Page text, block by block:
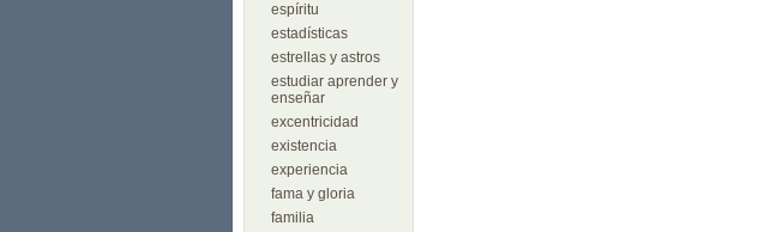
espíritu
estadísticas
estrellas y astros
estudiar aprender y
enseñar
excentricidad
existencia
experiencia
fama y gloria
familia